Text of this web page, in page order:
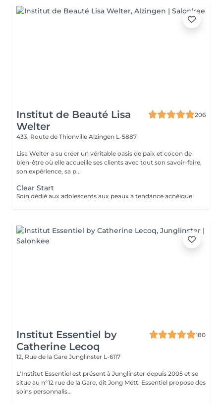
Institut de Beauté Lisa
Welter
206
433, Route de Thionville Alzingen L-5887
Lisa Welter a su créer un véritable oasis de paix et cocon de
bien-être où elle accueille ses clients avec tout son savoir-faire,
son expérience, sa p...
Clear Start
Soin dédié aux adolescents aux peaux à tendance acnéique
Institut Essentiel by
Catherine Lecoq
180
12, Rue de la Gare Junglinster L-6117
L'Institut Essentiel est présent à Junglinster depuis 2005 et se
situe au n°12 rue de la Gare, dit Jong Mëtt. Essentiel propose des
soins personnalis...